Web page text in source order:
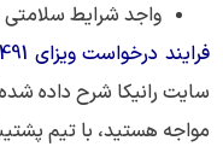
واجد شرایط
فرایند درخواست ویزای 491 استرالیا
سایت رانیکا شرح داده
مواجه هستید، با تیم